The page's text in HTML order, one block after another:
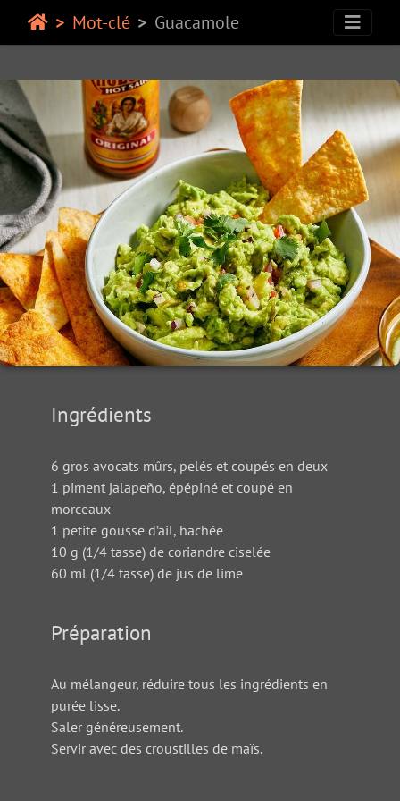
Mot-clé Guacamole
Ingrédients
6 gros avocats mûrs, pelés et coupés en deux
1 piment jalapeño, épépiné et coupé en
morceaux
1 petite gousse d’ail, hachée
10 g (1/4 tasse) de coriandre ciselée
60 ml (1/4 tasse) de jus de lime
Préparation
Au mélangeur, réduire tous les ingrédients en
purée lisse.
Saler généreusement.
Servir avec des croustilles de maïs.